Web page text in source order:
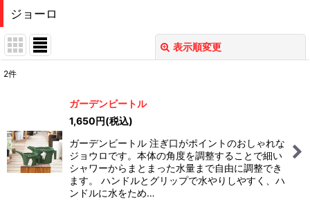
ジョーロ
表示順変更
絞り込む
2件
ガーデンビートル
1,650円(税込)
ガーデンビートル 注ぎ口がポイントのおしゃれな
ジョウロです。本体の角度を調整することで細い
シャワーからまとまった水量まで自由に調整でき
ます。 ハンドルとグリップで水やりしやすく、ハ
ンドルに水をため…